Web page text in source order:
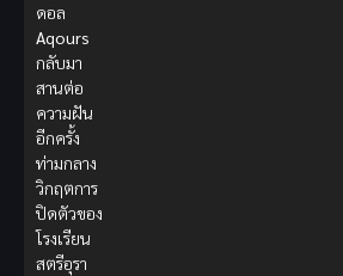
ดอล
Aqours
กลับมา
สานต่อ
ความฝัน
อีกครั้ง
ท่ามกลาง
วิกฤตการ
ปิดตัวของ
โรงเรียน
สตรีอุรา